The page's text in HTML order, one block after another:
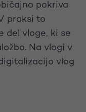
pokriva
praksi to
del vloge, ki se
Na vlogi v
vlog